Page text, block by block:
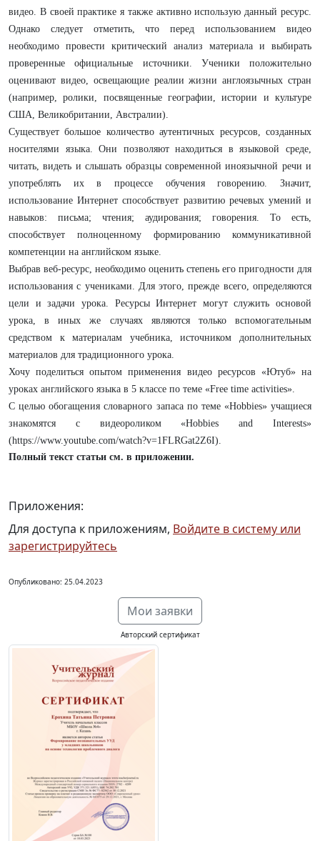
видео. В своей практике я также активно использую данный ресурс.
Однако следует отметить, что перед использованием видео
необходимо провести критический анализ материала и выбирать
проверенные официальные источники. Ученики положительно
оценивают видео, освещающие реалии жизни англоязычных стран
(например, ролики, посвященные географии, истории и культуре
США, Великобритании, Австралии).
Существует большое количество аутентичных ресурсов, созданных
носителями языка. Они позволяют находиться в языковой среде,
читать, видеть и слышать образцы современной иноязычной речи и
употреблять их в процессе обучения говорению. Значит,
использование Интернет способствует развитию речевых умений и
навыков: письма; чтения; аудирования; говорения. То есть,
способствует полноценному формированию коммуникативной
компетенции на английском языке.
Выбрав веб-ресурс, необходимо оценить степень его пригодности для
использования с учениками. Для этого, прежде всего, определяются
цели и задачи урока. Ресурсы Интернет могут служить основой
урока, в иных же случаях являются только вспомогательным
средством к материалам учебника, источником дополнительных
материалов для традиционного урока.
Хочу поделиться опытом применения видео ресурсов «Ютуб» на
уроках английского языка в 5 классе по теме «Free time activities».
С целью обогащения словарного запаса по теме «Hobbies» учащиеся
знакомятся с видеороликом «Hobbies and Interests»
(https://www.youtube.com/watch?v=1FLRGat2Z6I).
Полный текст статьи см. в приложении.
Приложения:
Для доступа к приложениям, Войдите в систему или
зарегистрируйтесь
Опубликовано: 25.04.2023
Мои заявки
Авторский сертификат